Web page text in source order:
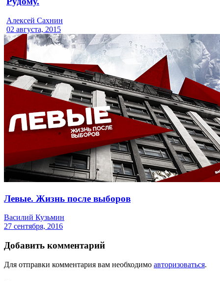
Алексей Сахнин
02 августа, 2015
Левые. Жизнь после выборов
Василий Кузьмин
27 сентября, 2016
Добавить комментарий
Для отправки комментария вам необходимо авторизоваться.